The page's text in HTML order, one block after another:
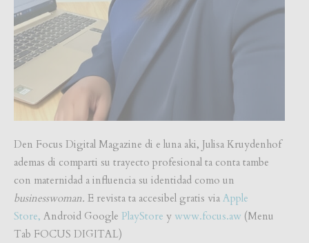
Den Focus Digital Magazine di e luna aki, Julisa Kruydenhof
ademas di comparti su trayecto profesional ta conta tambe
con maternidad a influencia su identidad como un
businesswoman. E revista ta accesibel gratis via Apple
Store, Android Google PlayStore y www.focus.aw (Menu
Tab FOCUS DIGITAL)